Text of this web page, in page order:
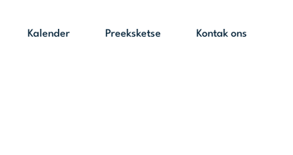
Kalender Preeksketse Kontak ons